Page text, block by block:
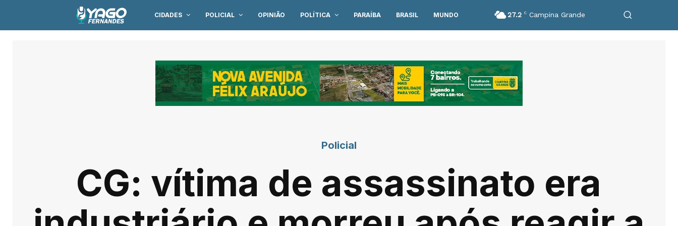
CIDADES POLICIAL OPINIÃO POLÍTICA PARAÍBA BRASIL MUNDO 27.2 C Campina Grande
Policial
CG: vítima de assassinato era